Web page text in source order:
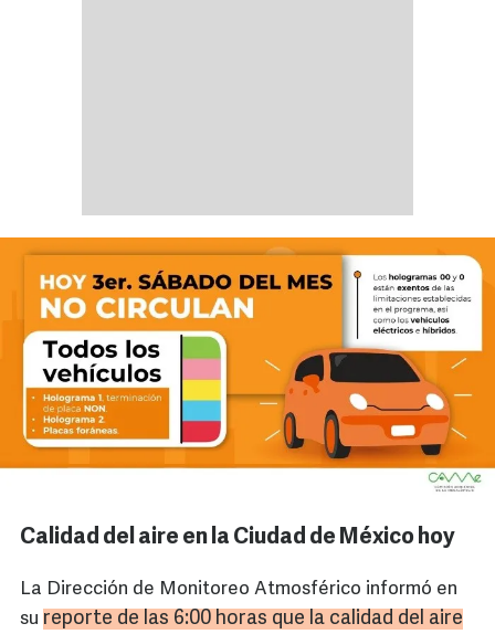
Calidad del aire en la Ciudad de México hoy
La Dirección de Monitoreo Atmosférico informó en
su reporte de las 6:00 horas que la calidad del aire